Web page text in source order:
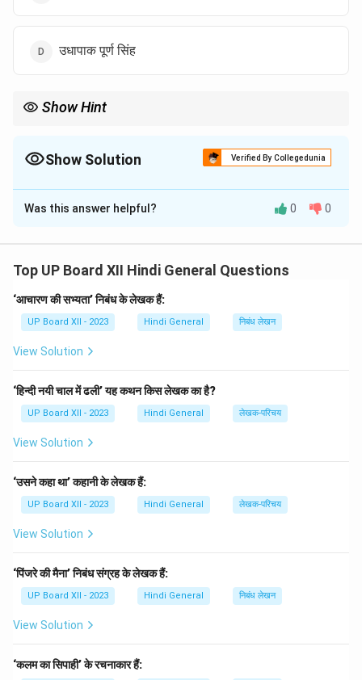
उधापाक पूर्ण सिंह
Show Hint
Show Solution Verified By Collegedunia
The Correct Option isC
Solution and Explanation
समाज में व्याप्त विभिन्न समस्याओं पर प्रकाश डाला है और उनकी उपेक्षा
Download Solution in PDF
Was this answer helpful? 0 0
Top UP Board XII Hindi General Questions
‘आचारण की सभ्यता’ निबंध के लेखक हैं:
UP Board XII - 2023 Hindi General निबंध लेखन
View Solution
‘हिन्दी नयी चाल में ढली’ यह कथन किस लेखक का है?
UP Board XII - 2023 Hindi General लेखक-परिचय
View Solution
‘उसने कहा था’ कहानी के लेखक हैं:
UP Board XII - 2023 Hindi General लेखक-परिचय
View Solution
‘पिंजरे की मैना’ निबंध संग्रह के लेखक हैं:
UP Board XII - 2023 Hindi General निबंध लेखन
View Solution
‘कलम का सिपाही’ के रचनाकार हैं: